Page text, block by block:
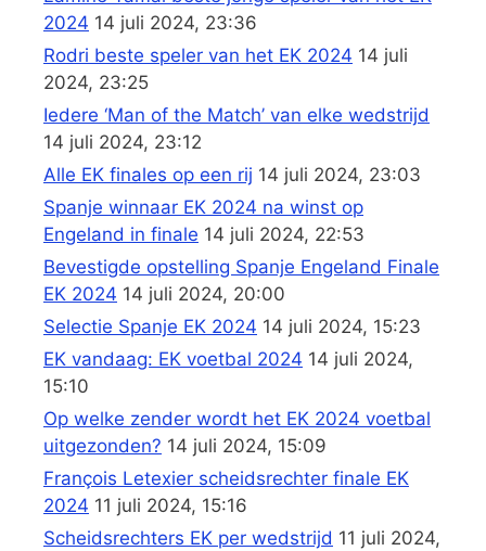
2024 14 juli 2024, 23:36
Rodri beste speler van het EK 2024 14 juli
2024, 23:25
Iedere ‘Man of the Match’ van elke wedstrijd
14 juli 2024, 23:12
Alle EK finales op een rij 14 juli 2024, 23:03
Spanje winnaar EK 2024 na winst op
Engeland in finale 14 juli 2024, 22:53
Bevestigde opstelling Spanje Engeland Finale
EK 2024 14 juli 2024, 20:00
Selectie Spanje EK 2024 14 juli 2024, 15:23
EK vandaag: EK voetbal 2024 14 juli 2024,
15:10
Op welke zender wordt het EK 2024 voetbal
uitgezonden? 14 juli 2024, 15:09
François Letexier scheidsrechter finale EK
2024 11 juli 2024, 15:16
Scheidsrechters EK per wedstrijd 11 juli 2024,